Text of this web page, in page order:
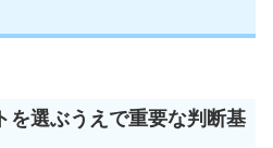
を選ぶうえで重要な判断基